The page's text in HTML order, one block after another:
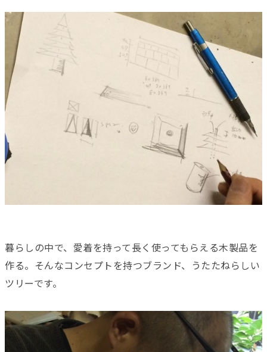
暮らしの中で、愛着を持って長く使ってもらえる木製品を
作る。そんなコンセプトを持つブランド、うたたねらしい
ツリーです。